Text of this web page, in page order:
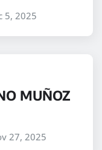
5, 2025
MUÑOZ
27, 2025